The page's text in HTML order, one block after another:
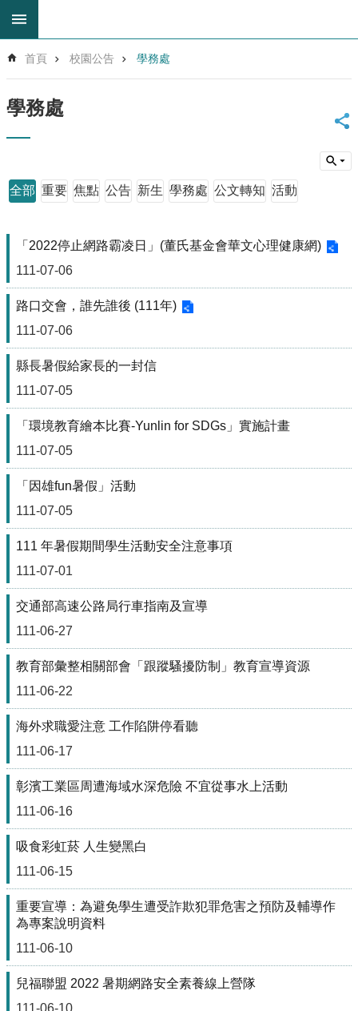
跳到主要內容區塊
階
搜
首
網
站
林
縣
教
網
校
網
登
入
平
台
公
告
選
單
識
校
政
單
位
學
單
位
辦
學
果
生
輔
首頁 校園公告 學務處
學務處
全部 重要 焦點 公告 新生 學務處 公文轉知 活動
「2022停止網路霸凌日」(董氏基金會華文心理健康網)
111-07-06
路口交會，誰先誰後 (111年)
111-07-06
縣長暑假給家長的一封信
111-07-05
「環境教育繪本比賽-Yunlin for SDGs」實施計畫
111-07-05
「因雄fun暑假」活動
111-07-05
111 年暑假期間學生活動安全注意事項
111-07-01
交通部高速公路局行車指南及宣導
111-06-27
教育部彙整相關部會「跟蹤騷擾防制」教育宣導資源
111-06-22
海外求職愛注意 工作陷阱停看聽
111-06-17
彰濱工業區周遭海域水深危險 不宜從事水上活動
111-06-16
吸食彩虹菸 人生變黑白
111-06-15
重要宣導：為避免學生遭受詐欺犯罪危害之預防及輔導作
為專案說明資料
111-06-10
兒福聯盟 2022 暑期網路安全素養線上營隊
111-06-10